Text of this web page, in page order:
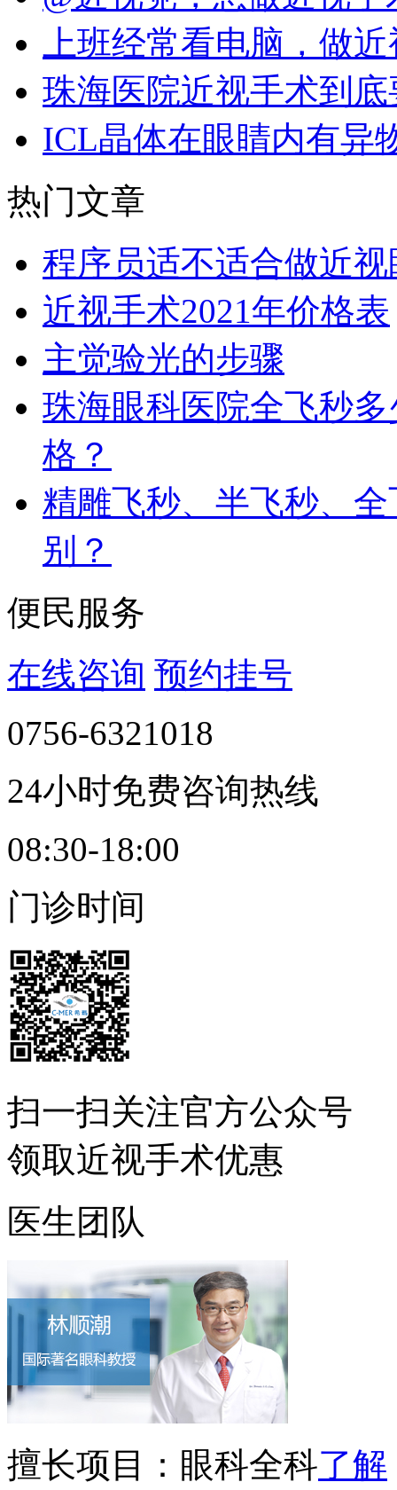
上班经常看电脑，做
珠海医院近视手术到
ICL晶体在眼睛内有异
热门文章
程序员适不适合做近视
近视手术2021年价格表
主觉验光的步骤
珠海眼科医院全飞秒
格？
精雕飞秒、半飞秒、
别？
便民服务
在线咨询 预约挂号
0756-6321018
24小时免费咨询热线
08:30-18:00
门诊时间
扫一扫关注官方公众号
领取近视手术优惠
医生团队
擅长项目： 眼科全科了解